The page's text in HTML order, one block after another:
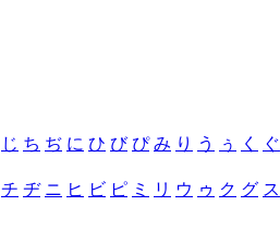
じ ち ぢ に ひ び ぴ み り う ぅ く ぐ
チ ヂ ニ ヒ ビ ピ ミ リ ウ ゥ ク グ ス